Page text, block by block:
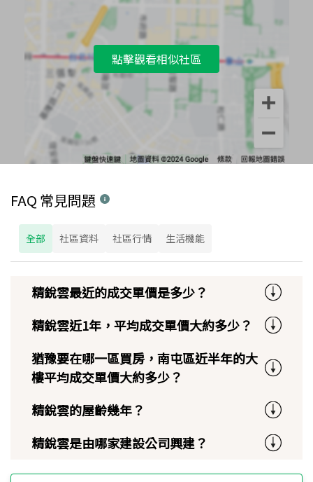
點擊觀看相似社區
FAQ 常見問題
全部 社區資料 社區行情 生活機能
精銳雲最近的成交單價是多少？
精銳雲近1年，平均成交單價大約多少？
猶豫要在哪一區買房，南屯區近半年的大
樓平均成交單價大約多少？
精銳雲的屋齡幾年？
精銳雲是由哪家建設公司興建？